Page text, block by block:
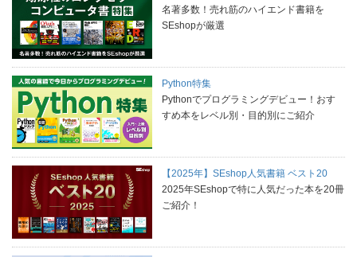
名著多数！売れ筋のハイエンド書籍を
SEshopが厳選
Python特集
Pythonでプログラミングデビュー！おす
すめ本をレベル別・目的別にご紹介
【2025年】SEshop人気書籍 ベスト20
2025年SEshopで特に人気だった本を20冊
ご紹介！